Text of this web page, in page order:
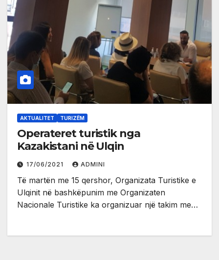
AKTUALITET TURIZËM
Operateret turistik nga
Kazakistani në Ulqin
17/06/2021 ADMINI
Të martën me 15 qershor, Organizata Turistike e
Ulqinit në bashkëpunim me Organizaten
Nacionale Turistike ka organizuar një takim me…